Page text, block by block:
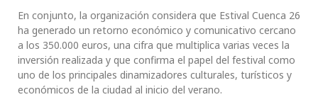
En conjunto, la organización considera que Estival Cuenca 26
ha generado un retorno económico y comunicativo cercano
a los 350.000 euros, una cifra que multiplica varias veces la
inversión realizada y que confirma el papel del festival como
uno de los principales dinamizadores culturales, turísticos y
económicos de la ciudad al inicio del verano.